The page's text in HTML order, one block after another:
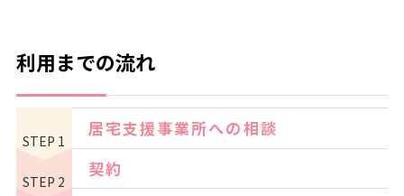
利用までの流れ
STEP 1
居宅支援事業所への相談
STEP 2
契約